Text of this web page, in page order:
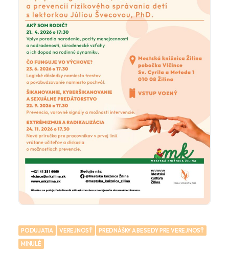
PODUJATIA VEREJNOSŤ
PREDNÁŠKY A BESEDY PRE VEREJNOSŤ
MINULÉ